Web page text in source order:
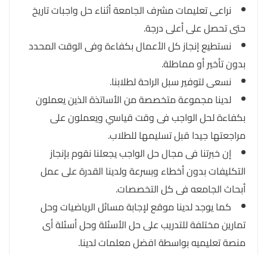
نراعى تعليمات مشرف الجامعة أثناء حل واجبات تاريخ
حتى تحصل على أعلى درجة.
نستطيع إنجاز كل الأعمال بكفاءة وفى الوقت المحدد
بدون تأخير أو مماطلة.
نسعى لتوفير سبل الراحة لطلابنا.
لدينا مجموعة متخصصة من الأساتذة الذين يعملون
بكفاءة لحل الواجب فى وقت قياسي ويعملون على
مراجعتها جيدا قبل تسليمها للطلاب.
إن خبرتنا فى مجال حل الواجب يجعلنا نقوم بإنجاز
التكليفات بدون أخطاء وبسرعة ولدينا القدرة على عمل
أبحاث الجامعه فى كل التخصصات.
كما يوجد لدينا موقع لإجابة مسائل الرياضيات وحل
تمارين مختلفة للتدريب على حل الأسئلة وحل أسئلة أى
منصة تعليميه بواسطة افضل معلمات لدينا.